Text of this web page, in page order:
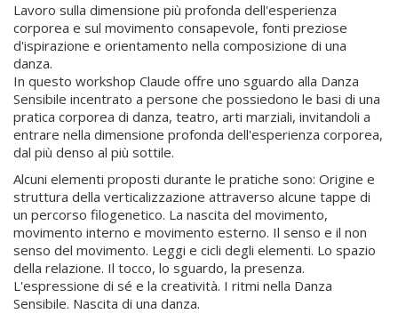
Lavoro sulla dimensione più profonda dell'esperienza
corporea e sul movimento consapevole, fonti preziose
d'ispirazione e orientamento nella composizione di una
danza.
In questo workshop Claude offre uno sguardo alla Danza
Sensibile incentrato a persone che possiedono le basi di una
pratica corporea di danza, teatro, arti marziali, invitandoli a
entrare nella dimensione profonda dell'esperienza corporea,
dal più denso al più sottile.
Alcuni elementi proposti durante le pratiche sono: Origine e
struttura della verticalizzazione attraverso alcune tappe di
un percorso filogenetico. La nascita del movimento,
movimento interno e movimento esterno. Il senso e il non
senso del movimento. Leggi e cicli degli elementi. Lo spazio
della relazione. Il tocco, lo sguardo, la presenza.
L'espressione di sé e la creatività. I ritmi nella Danza
Sensibile. Nascita di una danza.